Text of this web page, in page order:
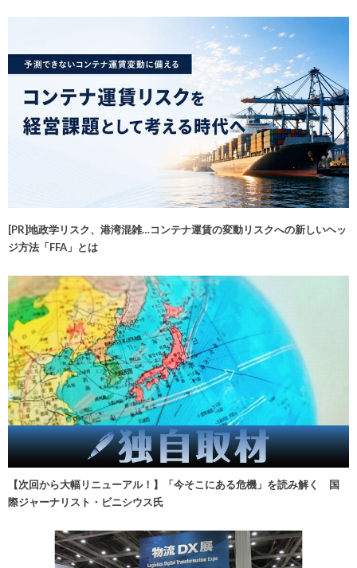
[PR]地政学リスク、港湾混雑…コンテナ運賃の変動リスクへの新しいヘッ
ジ方法「FFA」とは
【次回から大幅リニューアル！】「今そこにある危機」を読み解く 国
際ジャーナリスト・ビニシウス氏